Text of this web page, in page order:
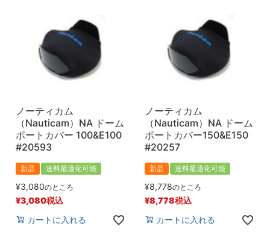
ノーティカム
（Nauticam）NA ドーム
ポートカバー 100&E100
#20593
新品 送料最適化可能
¥3,080のところ
¥3,080税込
カートに入れる
ノーティカム
（Nauticam）NA ドーム
ポートカバー150&E150
#20257
新品 送料最適化可能
¥8,778のところ
¥8,778税込
カートに入れる